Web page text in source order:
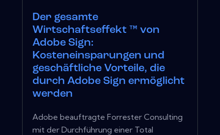
Der gesamte
Wirtschaftseffekt ™ von
Adobe Sign:
Kosteneinsparungen und
geschäftliche Vorteile, die
durch Adobe Sign ermöglicht
werden
Adobe beauftragte Forrester Consulting
mit der Durchführung einer Total